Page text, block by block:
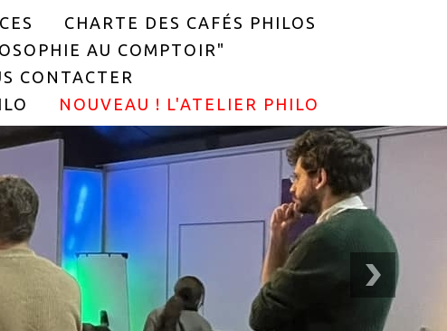
CHARTE DES CAFÉS PHILOS
AU COMPTOIR"
CONTACTER
NOUVEAU ! L'ATELIER PHILO